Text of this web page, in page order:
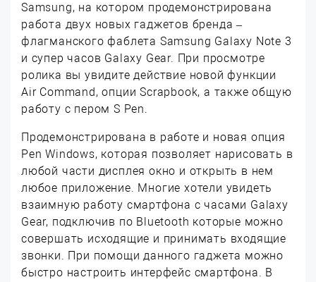
Samsung, на котором продемонстрирована
работа двух новых гаджетов бренда –
флагманского фаблета Samsung Galaxy Note 3
и супер часов Galaxy Gear. При просмотре
ролика вы увидите действие новой функции
Air Command, опции Scrapbook, а также общую
работу с пером S Pen.
Продемонстрирована в работе и новая опция
Pen Windows, которая позволяет нарисовать в
любой части дисплея окно и открыть в нем
любое приложение. Многие хотели увидеть
взаимную работу смартфона с часами Galaxy
Gear, подключив по Bluetooth которые можно
совершать исходящие и принимать входящие
звонки. При помощи данного гаджета можно
быстро настроить интерфейс смартфона. В